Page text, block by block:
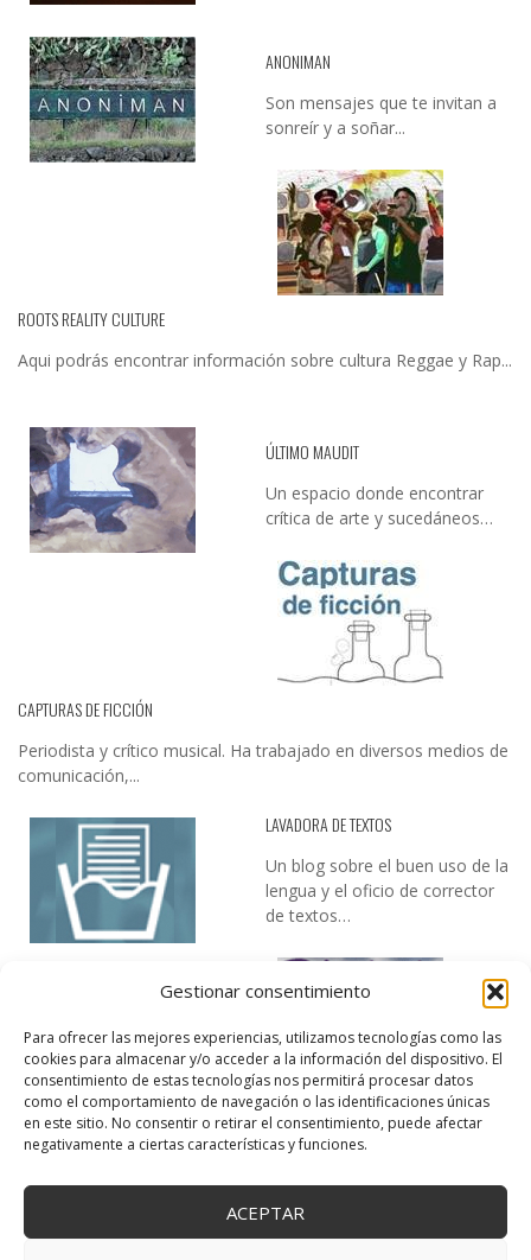
Gestionar consentimiento
Para ofrecer las mejores experiencias, utilizamos tecnologías como las
cookies para almacenar y/o acceder a la información del dispositivo. El
consentimiento de estas tecnologías nos permitirá procesar datos
como el comportamiento de navegación o las identificaciones únicas
en este sitio. No consentir o retirar el consentimiento, puede afectar
negativamente a ciertas características y funciones.
ACEPTAR
ANONIMAN
Son mensajes que te invitan a
sonreír y a soñar...
ROOTS REALITY CULTURE
Aqui podrás encontrar información sobre cultura Reggae y Rap...
ÚLTIMO MAUDIT
Un espacio donde encontrar
crítica de arte y sucedáneos…
CAPTURAS DE FICCIÓN
Periodista y crítico musical. Ha trabajado en diversos medios de
comunicación,...
LAVADORA DE TEXTOS
Un blog sobre el buen uso de la
lengua y el oficio de corrector
de textos…
DESIREE MARTÍN
…la realidad, es que cada día es más complicado realizar esos